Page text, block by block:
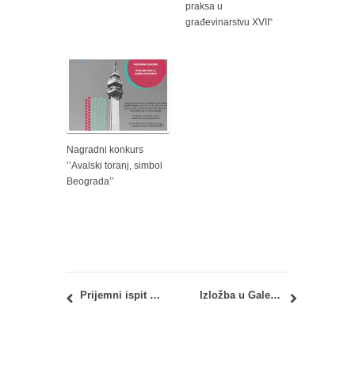
praksa u
građevinarstvu XVII“
Nagradni konkurs
’’Avalski toranj, simbol
Beograda’’
Prijemni ispit 2018. za upis u prvu godinu studijskih programa Arhitektonskog fakulteta u Beogradu Izložba u Galeriji Kolektiv: Prostori Mete Hočevar